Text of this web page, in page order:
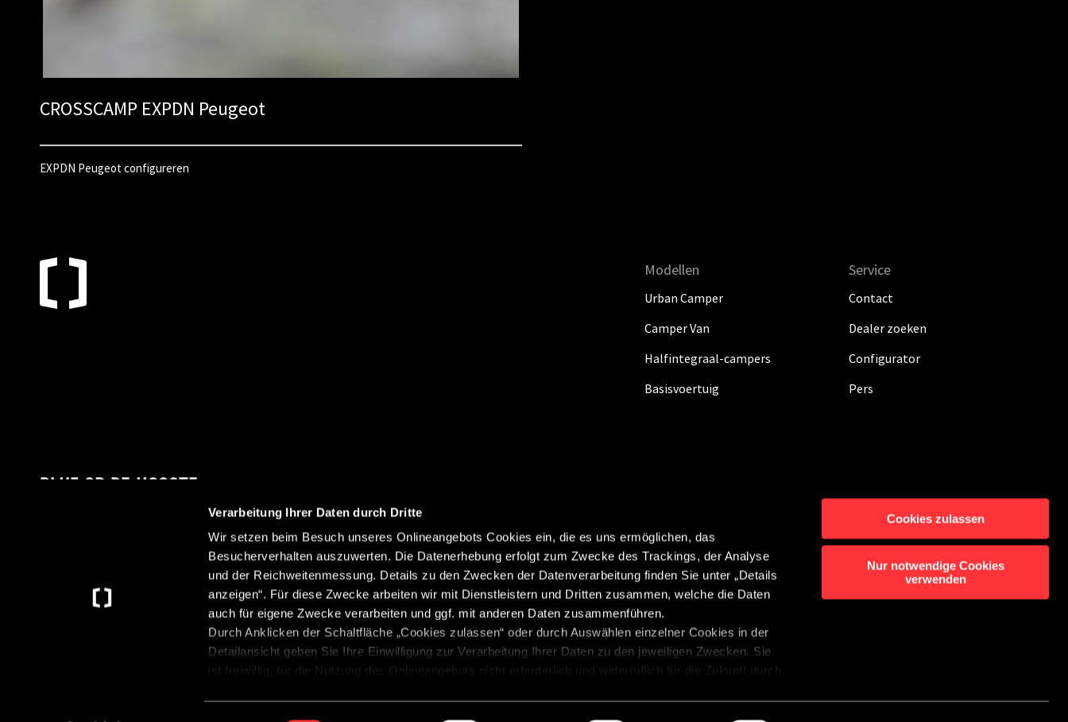
Verarbeitung Ihrer Daten durch Dritte
Wir setzen beim Besuch unseres Onlineangebots Cookies ein, die es uns ermöglichen, das
Besucherverhalten auszuwerten. Die Datenerhebung erfolgt zum Zwecke des Trackings, der Analyse
und der Reichweitenmessung. Details zu den Zwecken der Datenverarbeitung finden Sie unter „Details
anzeigen“. Für diese Zwecke arbeiten wir mit Dienstleistern und Dritten zusammen, welche die Daten
auch für eigene Zwecke verarbeiten und ggf. mit anderen Daten zusammenführen.
Durch Anklicken der Schaltfläche „Cookies zulassen“ oder durch Auswählen einzelner Cookies in der
Detailansicht geben Sie Ihre Einwilligung zur Verarbeitung Ihrer Daten zu den jeweiligen Zwecken. Sie
ist freiwillig, für die Nutzung des Onlineangebots nicht erforderlich und widerruflich für die Zukunft durch
Cookies zulassen
Nur notwendige Cookies
verwenden
CROSSCAMP EXPDN Peugeot
EXPDN Peugeot configureren
Modellen
Urban Camper
Camper Van
Halfintegraal-campers
Basisvoertuig
Service
Contact
Dealer zoeken
Configurator
Pers
BLIJF OP DE HOOGTE
Met onze nieuwsbrief ontvang je altijd het laatste
Abonneren
Colofon Gegevensbescherming Contact
Gewichtsinformatie Klokkenluidersysteem
Beginselverklaring Cookiebot Instellingen